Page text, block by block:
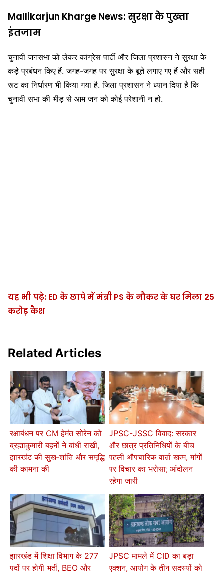
Mallikarjun Kharge News: सुरक्षा के पुख्ता
इंतजाम
चुनावी जनसभा को लेकर कांग्रेस पार्टी और जिला प्रशासन ने सुरक्षा के
कड़े प्रबंधन किए हैं. जगह-जगह पर सुरक्षा के बूते लगाए गए हैं और सही
रूट का निर्धारण भी किया गया है. जिला प्रशासन ने ध्यान दिया है कि
चुनावी सभा की भीड़ से आम जन को कोई परेशानी न हो.
यह भी पढ़े: ED के छापे में मंत्री PS के नौकर के घर मिला 25
करोड़ कैश
Related Articles
रक्षाबंधन पर CM हेमंत सोरेन को
ब्रह्माकुमारी बहनों ने बांधी राखी,
झारखंड की सुख-शांति और समृद्धि
की कामना की
JPSC-JSSC विवाद: सरकार
और छात्र प्रतिनिधियों के बीच
पहली औपचारिक वार्ता खत्म, मांगों
पर विचार का भरोसा; आंदोलन
रहेगा जारी
झारखंड में शिक्षा विभाग के 277
पदों पर होगी भर्ती, BEO और
JPSC मामले में CID का बड़ा
एक्शन, आयोग के तीन सदस्यों को